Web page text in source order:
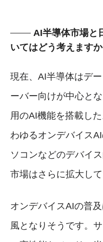
AI半導体市場と
いてはどう考えますか
現在、AI半導体はデ
ーバー向けが中心と
用のAI機能を搭載し
わゆるオンデバイス
ソコンなどのデバイ
市場はさらに拡大し
オンデバイスAIの普
風となりそうです。